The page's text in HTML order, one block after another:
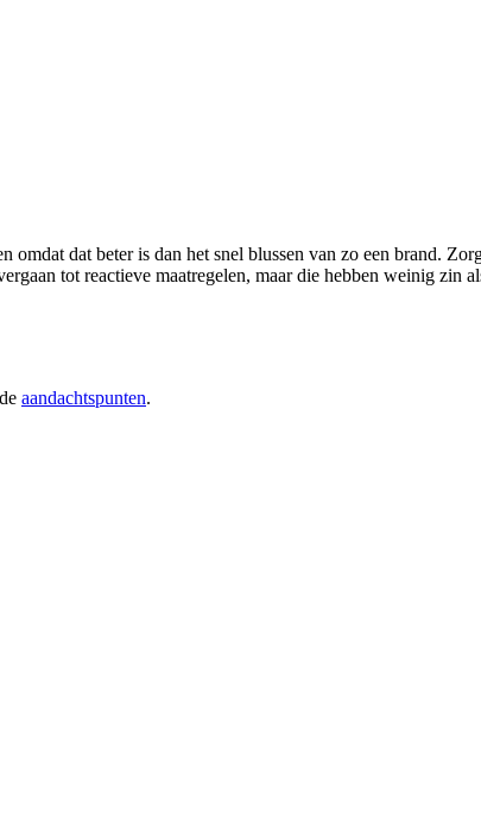
dat beter is dan het snel blussen van zo een brand.
tot reactieve maatregelen, maar die hebben weinig zin
aandachtspunten.